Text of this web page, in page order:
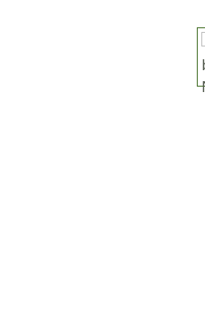
Bildergalerie